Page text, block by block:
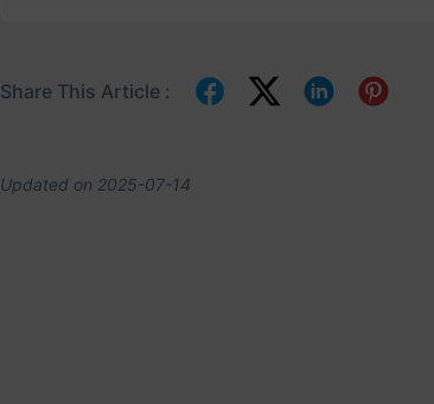
Share This Article :
Updated on 2025-07-14